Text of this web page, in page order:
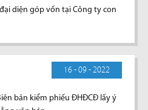
diện góp vốn tại Công ty con
16 - 09 - 2022
bản kiểm phiếu ĐHĐCĐ lấy ý